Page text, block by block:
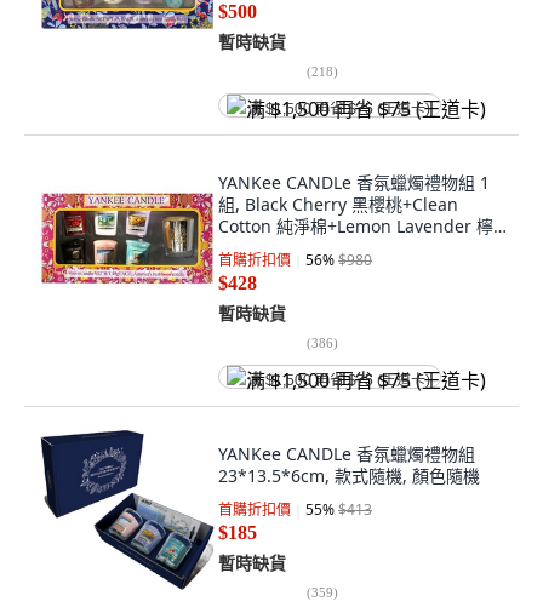
$500
暫時缺貨
(218)
满 $1,500 再省 $75 (王道卡)
YANKee CANDLe 香氛蠟燭禮物組 1
組, Black Cherry 黑櫻桃+Clean
Cotton 純淨棉+Lemon Lavender 檸
檬薰衣草+Mid Summer’s Night仲夏
之夜+Pink Sands 粉紅沙灘+Bahama
Breeze 巴哈馬微風, 多色
首購折扣價 56%$980
$428
暫時缺貨
(386)
满 $1,500 再省 $75 (王道卡)
YANKee CANDLe 香氛蠟燭禮物組
23*13.5*6cm, 款式隨機, 顏色隨機
首購折扣價 55%$413
$185
暫時缺貨
(359)